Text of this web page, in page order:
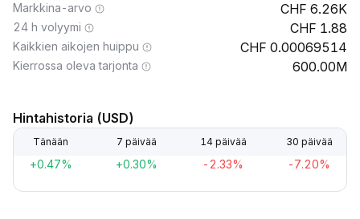
Markkina-arvo 6.26K
24 h volyymi 1.88
Kaikkien aikojen huippu 0.00069514
Kierrossa oleva tarjonta 600.00M
Hintahistoria (USD)
Tänään 7 päivää 14 päivää 30 päivää
+0.47% +0.30% -2.33% -7.20%